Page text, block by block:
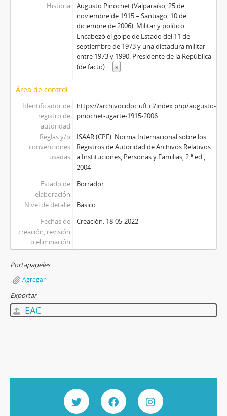
Historia
Augusto Pinochet (Valparaíso, 25 de
noviembre de 1915 – Santiago, 10 de
diciembre de 2006). Militar y político.
Encabezó el golpe de Estado del 11 de
septiembre de 1973 y una dictadura militar
entre 1973 y 1990. Presidente de la República
(de facto) ... »
Área de control
Identificador de
registro de
autoridad
https://archivocidoc.uft.cl/index.php/augusto-
pinochet-ugarte-1915-2006
Reglas y/o
convenciones
usadas
ISAAR (CPF). Norma Internacional sobre los
Registros de Autoridad de Archivos Relativos
a Instituciones, Personas y Familias, 2.ª ed.,
2004
Estado de
elaboración
Borrador
Nivel de detalle
Básico
Fechas de
creación, revisión
o eliminación
Creación: 18-05-2022
Portapapeles
Agregar
Exportar
EAC